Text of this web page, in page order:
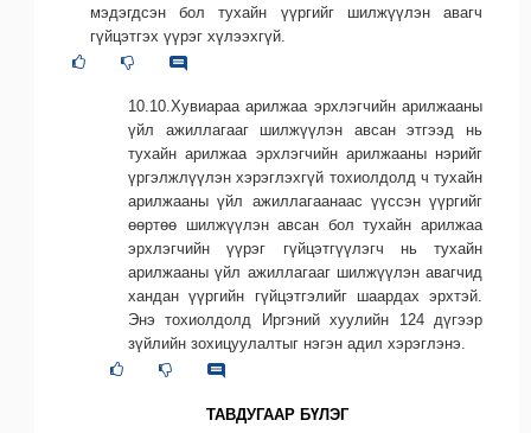
мэдэгдсэн бол тухайн үүргийг шилжүүлэн авагч
гүйцэтгэх үүрэг хүлээхгүй.
10.10.Хувиараа арилжаа эрхлэгчийн арилжааны
үйл ажиллагааг шилжүүлэн авсан этгээд нь
тухайн арилжаа эрхлэгчийн арилжааны нэрийг
үргэлжлүүлэн хэрэглэхгүй тохиолдолд ч тухайн
арилжааны үйл ажиллагаанаас үүссэн үүргийг
өөртөө шилжүүлэн авсан бол тухайн арилжаа
эрхлэгчийн үүрэг гүйцэтгүүлэгч нь тухайн
арилжааны үйл ажиллагааг шилжүүлэн авагчид
хандан үүргийн гүйцэтгэлийг шаардах эрхтэй.
Энэ тохиолдолд Иргэний хуулийн 124 дүгээр
зүйлийн зохицуулалтыг нэгэн адил хэрэглэнэ.
ТАВДУГААР БҮЛЭГ